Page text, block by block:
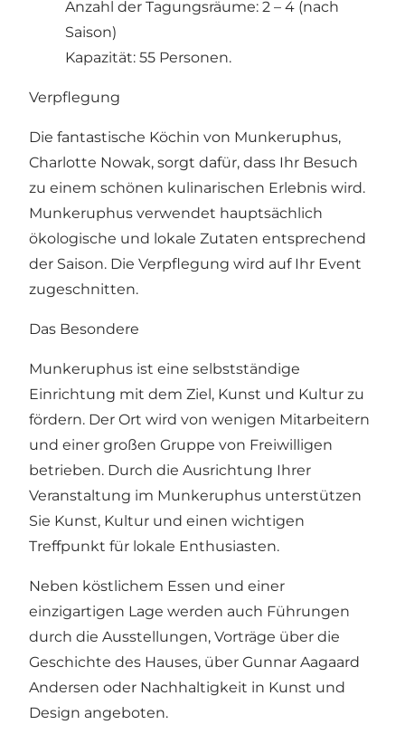
Anzahl der Tagungsräume: 2 – 4 (nach
Saison)
Kapazität: 55 Personen.
Verpflegung
Die fantastische Köchin von Munkeruphus,
Charlotte Nowak, sorgt dafür, dass Ihr Besuch
zu einem schönen kulinarischen Erlebnis wird.
Munkeruphus verwendet hauptsächlich
ökologische und lokale Zutaten entsprechend
der Saison. Die Verpflegung wird auf Ihr Event
zugeschnitten.
Das Besondere
Munkeruphus ist eine selbstständige
Einrichtung mit dem Ziel, Kunst und Kultur zu
fördern. Der Ort wird von wenigen Mitarbeitern
und einer großen Gruppe von Freiwilligen
betrieben. Durch die Ausrichtung Ihrer
Veranstaltung im Munkeruphus unterstützen
Sie Kunst, Kultur und einen wichtigen
Treffpunkt für lokale Enthusiasten.
Neben köstlichem Essen und einer
einzigartigen Lage werden auch Führungen
durch die Ausstellungen, Vorträge über die
Geschichte des Hauses, über Gunnar Aagaard
Andersen oder Nachhaltigkeit in Kunst und
Design angeboten.